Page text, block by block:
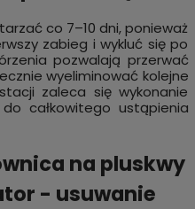
co 7–10 dni, ponieważ
zabieg i wykluć się po
pozwalają przerwać
wyeliminować kolejne
zaleca się wykonanie
całkowitego ustąpienia
na pluskwy
- usuwanie